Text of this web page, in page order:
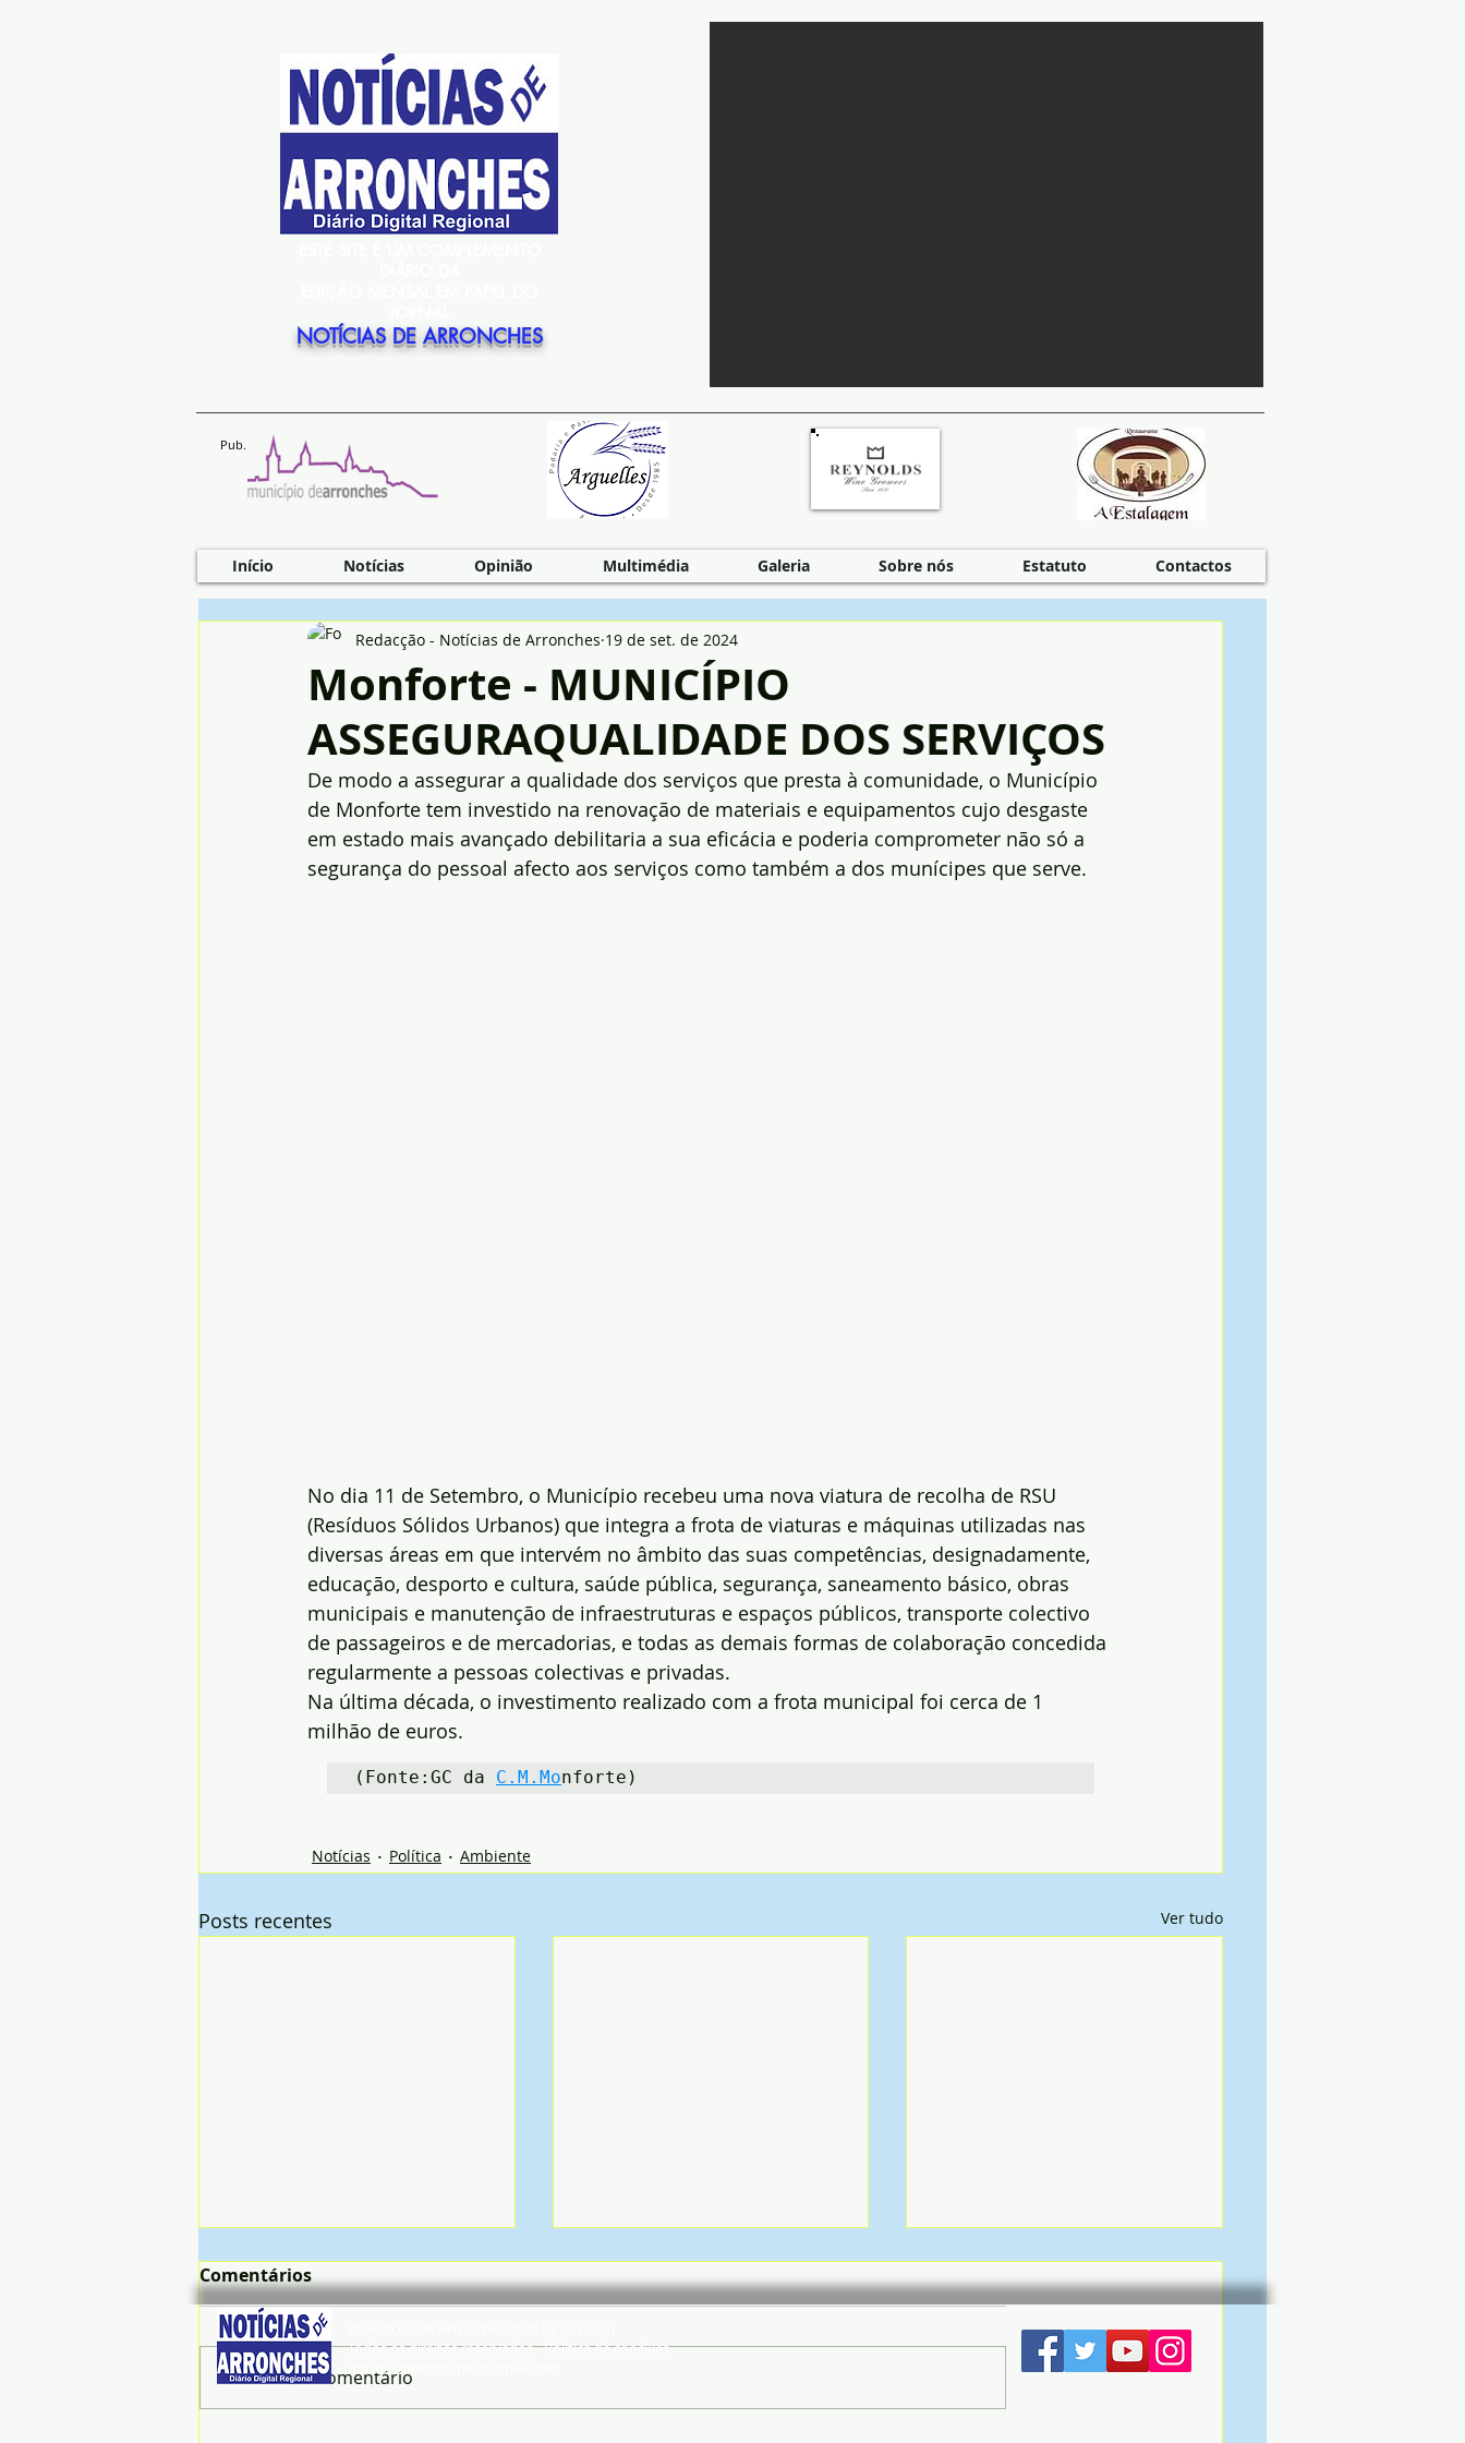
NOTÍCIAS DE ARRONCHES
Pub.
Início Notícias Opinião Multimédia Galeria Sobre nós Estatuto Contactos
Monforte - MUNICÍPIO
ASSEGURAQUALIDADE DOS SERVIÇOS
Redacção - Notícias de Arronches 19 de set. de 2024
De modo a assegurar a qualidade dos serviços que presta à comunidade, o Município
de Monforte tem investido na renovação de materiais e equipamentos cujo desgaste
em estado mais avançado debilitaria a sua eficácia e poderia comprometer não só a
segurança do pessoal afecto aos serviços como também a dos munícipes que serve.
No dia 11 de Setembro, o Município recebeu uma nova viatura de recolha de RSU
(Resíduos Sólidos Urbanos) que integra a frota de viaturas e máquinas utilizadas nas
diversas áreas em que intervém no âmbito das suas competências, designadamente,
educação, desporto e cultura, saúde pública, segurança, saneamento básico, obras
municipais e manutenção de infraestruturas e espaços públicos, transporte colectivo
de passageiros e de mercadorias, e todas as demais formas de colaboração concedida
regularmente a pessoas colectivas e privadas.
Na última década, o investimento realizado com a frota municipal foi cerca de 1
milhão de euros.
(Fonte:GC da C.M.Monforte)
Notícias Política Ambiente
Posts recentes Ver tudo
Comentários
Escreva um comentário
Todos os direitos reservados - Política de coockies
noticiasdearronches@gmail.com